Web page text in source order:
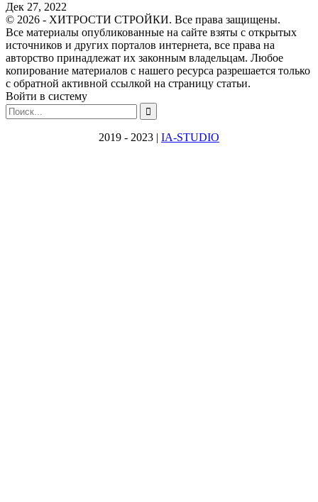
Дек 27, 2022
© 2026 - ХИТРОСТИ СТРОЙКИ. Все права защищены.
Все материалы опубликованные на сайте взяты с открытых
источников и других порталов интернета, все права на
авторство принадлежат их законным владельцам. Любое
копирование материалов с нашего ресурса разрешается только
с обратной активной ссылкой на страницу статьи.
Войти в систему
2019 - 2023 | IA-STUDIO